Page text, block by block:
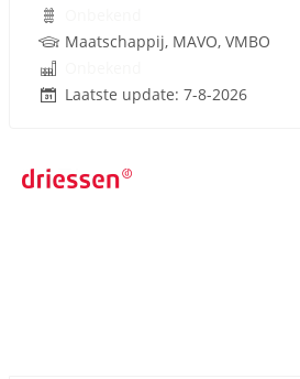
Maatschappij, MAVO, VMBO
Laatste update: 7-8-2026